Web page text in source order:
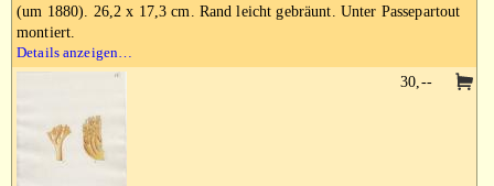
(um 1880). 26,2 x 17,3 cm. Rand leicht gebräunt. Unter Passepartout
montiert.
Details anzeigen…
30,--